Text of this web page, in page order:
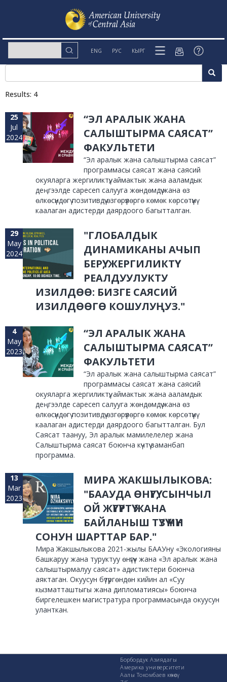
ENG РУС КЫРГ
Results: 4
25
Jul
2024
“ЭЛ АРАЛЫК ЖАНА
САЛЫШТЫРМА САЯСАТ”
ФАКУЛЬТЕТИ
“Эл аралык жана салыштырма саясат”
программасы саясат жана саясий
окуяларга жергиликтүү, аймактык жана ааламдык
деңгээлде саресеп салууга жөндөмдүү жана өз
өлкөсүндөгү позитивдүү өзгөрүүлөргө көмөк көрсөтүүнү
каалаган адистерди даярдоого багытталган.
29
May
2024
"ГЛОБАЛДЫК
ДИНАМИКАНЫ АЧЫП
БЕРҮҮ, ЖЕРГИЛИКТҮҮ
РЕАЛДУУЛУКТУ
ИЗИЛДӨӨ: БИЗГЕ САЯСИЙ
ИЗИЛДӨӨГӨ КОШУЛУҢУЗ."
4
May
2023
“ЭЛ АРАЛЫК ЖАНА
САЛЫШТЫРМА САЯСАТ”
ФАКУЛЬТЕТИ
“Эл аралык жана салыштырма саясат”
программасы саясат жана саясий
окуяларга жергиликтүү, аймактык жана ааламдык
деңгээлде саресеп салууга жөндөмдүү жана өз
өлкөсүндөгү позитивдүү өзгөрүүлөргө көмөк көрсөтүүнү
каалаган адистерди даярдоого багытталган. Бул
Саясат таануу, Эл аралык мамилелелер жана
Салыштырма саясат боюнча күчтүү заманбап
программа.
13
Mar
2023
МИРА ЖАКШЫЛЫКОВА:
"БААУДА ӨНҮГҮҮ, СЫНЧЫЛ
ОЙ ЖҮГҮРТҮҮ ЖАНА
БАЙЛАНЫШ ТҮЗҮҮ ҮЧҮН
СОНУН ШАРТТАР БАР."
Мира Жакшылыкова 2021-жылы БААУну «Экологияны
башкаруу жана туруктуу өнүгүү» жана «Эл аралык жана
салыштырмалуу саясат» адистиктери боюнча
аяктаган. Окуусун бүтүргөндөн кийин ал «Суу
кызматташтыгы жана дипломатиясы» боюнча
биргелешкен магистратура программасында окуусун
уланткан.
Борбордук Азиядагы
Америка университети
Аалы Токомбаев көчөсү